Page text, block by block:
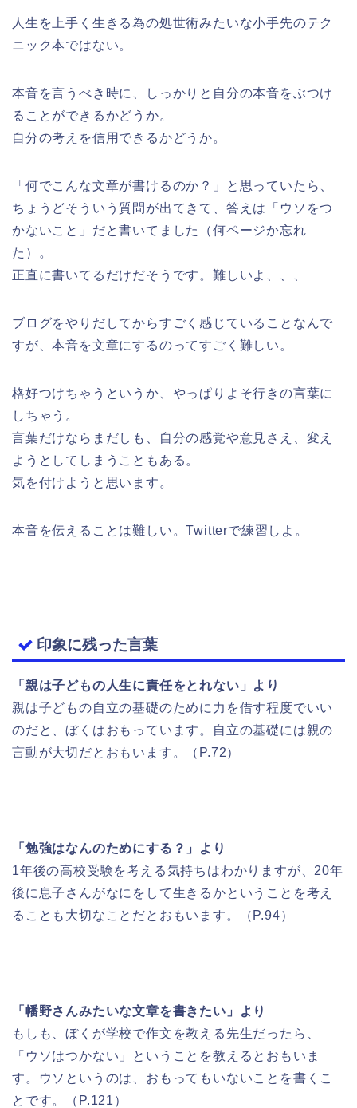
人生を上手く生きる為の処世術みたいな小手先のテク
ニック本ではない。
本音を言うべき時に、しっかりと自分の本音をぶつけ
ることができるかどうか。
自分の考えを信用できるかどうか。
「何でこんな文章が書けるのか？」と思っていたら、
ちょうどそういう質問が出てきて、答えは「ウソをつ
かないこと」だと書いてました（何ページか忘れ
た）。
正直に書いてるだけだそうです。難しいよ、、、
ブログをやりだしてからすごく感じていることなんで
すが、本音を文章にするのってすごく難しい。
格好つけちゃうというか、やっぱりよそ行きの言葉に
しちゃう。
言葉だけならまだしも、自分の感覚や意見さえ、変え
ようとしてしまうこともある。
気を付けようと思います。
本音を伝えることは難しい。Twitterで練習しよ。
印象に残った言葉
「親は子どもの人生に責任をとれない」より
親は子どもの自立の基礎のために力を借す程度でいい
のだと、ぼくはおもっています。自立の基礎には親の
言動が大切だとおもいます。（P.72）
「勉強はなんのためにする？」より
1年後の高校受験を考える気持ちはわかりますが、20年
後に息子さんがなにをして生きるかということを考え
ることも大切なことだとおもいます。（P.94）
「幡野さんみたいな文章を書きたい」より
もしも、ぼくが学校で作文を教える先生だったら、
「ウソはつかない」ということを教えるとおもいま
す。ウソというのは、おもってもいないことを書くこ
とです。（P.121）